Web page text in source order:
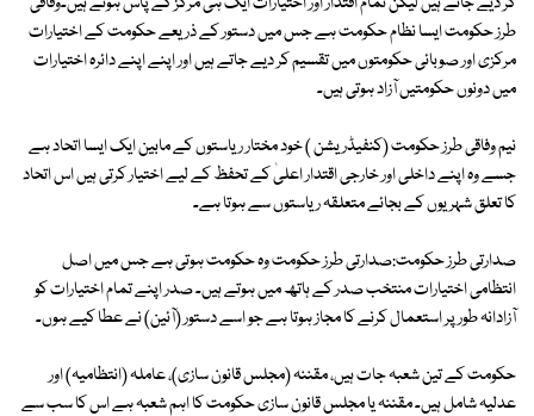
طرز حکومت ایسا نظام حکومت ہے جس میں دستور کے ذریعے حکومت کے اختیارات
مرکزی اور صوبائی حکومتوں میں تقسیم کر دیے جاتے ہیں اور اپنے اپنے دائرہ اختیارات
میں دونوں حکومتیں آزاد ہوتی ہیں۔
نیم وفاقی طرز حکومت (کنفیڈریشن ) خود مختار ریاستوں کے مابین ایک ایسا اتحاد ہے
جسے وہ اپنے داخلی اور خارجی اقتدار اعلیٰ کے تحفظ کے لیے اختیار کرتی ہیں اس اتحاد
کا تعلق شہریوں کے بجائے متعلقہ ریاستوں سے ہوتا ہے۔
صدارتی طرز حکومت:صدارتی طرز حکومت وہ حکومت ہوتی ہے جس میں اصل
انتظامی اختیارات منتخب صدر کے ہاتھ میں ہوتے ہیں۔ صدر اپنے تمام اختیارات کو
آزادانہ طور پر استعمال کرنے کا مجاز ہوتا ہے جو اسے دستور (آئین) نے عطا کیے ہوں۔
حکومت کے تین شعبہ جات ہیں، مقننہ (مجلس قانون سازی)، عاملہ (انتظامیہ) اور
عدلیہ شامل ہیں۔ مقننہ یا مجلس قانون سازی حکومت کا اہم شعبہ ہے اس کا سب سے